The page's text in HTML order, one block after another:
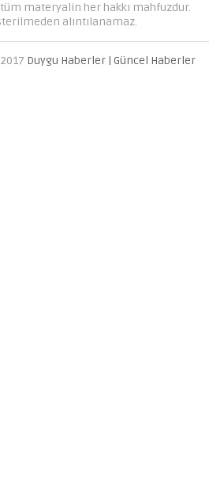
materyalin her hakkı mahfuzdur.
alıntılanamaz.
Duygu Haberler | Güncel Haberler